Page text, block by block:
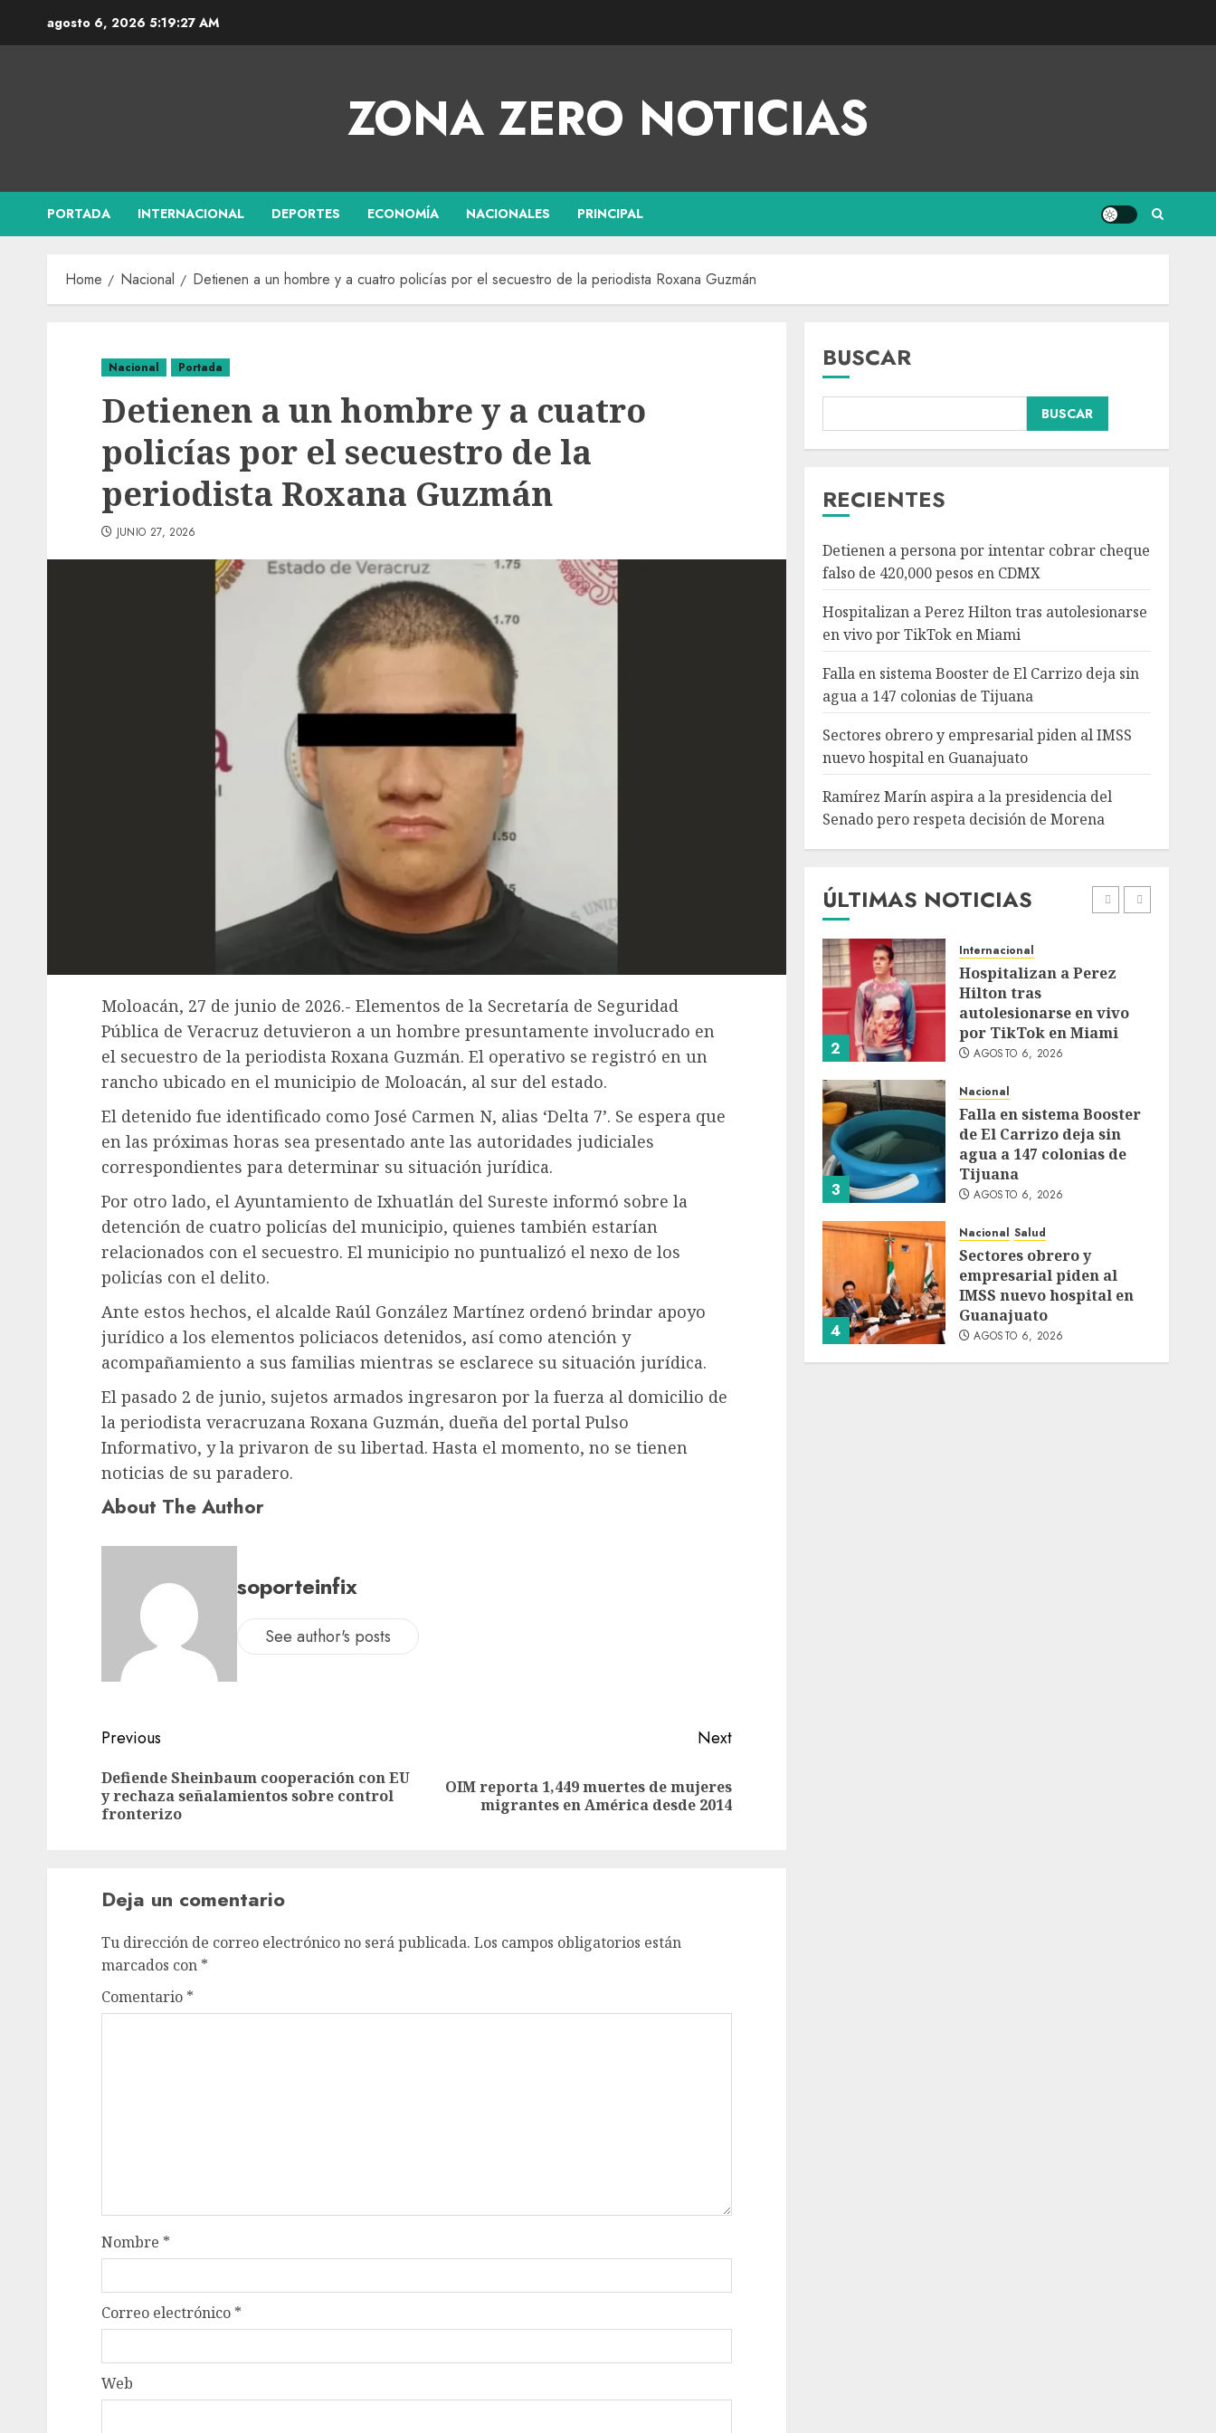
agosto 6, 2026 5:19:28 AM
ZONA ZERO NOTICIAS
PORTADA INTERNACIONAL DEPORTES ECONOMÍA NACIONALES PRINCIPAL
Home Nacional Detienen a un hombre y a cuatro policías por el secuestro de la periodista Roxana Guzmán
Nacional Portada
Detienen a un hombre y a cuatro
policías por el secuestro de la
periodista Roxana Guzmán
JUNIO 27, 2026
Moloacán, 27 de junio de 2026.- Elementos de la Secretaría de Seguridad
Pública de Veracruz detuvieron a un hombre presuntamente involucrado en
el secuestro de la periodista Roxana Guzmán. El operativo se registró en un
rancho ubicado en el municipio de Moloacán, al sur del estado.
El detenido fue identificado como José Carmen N, alias ‘Delta 7’. Se espera que
en las próximas horas sea presentado ante las autoridades judiciales
correspondientes para determinar su situación jurídica.
Por otro lado, el Ayuntamiento de Ixhuatlán del Sureste informó sobre la
detención de cuatro policías del municipio, quienes también estarían
relacionados con el secuestro. El municipio no puntualizó el nexo de los
policías con el delito.
Ante estos hechos, el alcalde Raúl González Martínez ordenó brindar apoyo
jurídico a los elementos policiacos detenidos, así como atención y
acompañamiento a sus familias mientras se esclarece su situación jurídica.
El pasado 2 de junio, sujetos armados ingresaron por la fuerza al domicilio de
la periodista veracruzana Roxana Guzmán, dueña del portal Pulso
Informativo, y la privaron de su libertad. Hasta el momento, no se tienen
noticias de su paradero.
About The Author
soporteinfix
See author's posts
Previous
Defiende Sheinbaum cooperación con EU
y rechaza señalamientos sobre control
fronterizo
Next
OIM reporta 1,449 muertes de mujeres
migrantes en América desde 2014
Deja un comentario
Tu dirección de correo electrónico no será publicada. Los campos obligatorios están
marcados con *
Comentario *
Nombre *
Correo electrónico *
Web
BUSCAR
BUSCAR
RECIENTES
Detienen a persona por intentar cobrar cheque
falso de 420,000 pesos en CDMX
Hospitalizan a Perez Hilton tras autolesionarse
en vivo por TikTok en Miami
Falla en sistema Booster de El Carrizo deja sin
agua a 147 colonias de Tijuana
Sectores obrero y empresarial piden al IMSS
nuevo hospital en Guanajuato
Ramírez Marín aspira a la presidencia del
Senado pero respeta decisión de Morena
ÚLTIMAS NOTICIAS
Falla en sistema Booster
de El Carrizo deja sin
agua a 147 colonias de
Sectores obrero y
empresarial piden al
IMSS nuevo hospital en
Guanajuato
AGOSTO 6, 2026
5
Nacional
Ramírez Marín aspira a
la presidencia del
Senado pero respeta
decisión de Morena
AGOSTO 6, 2026
1
Nacional
intentar cobrar cheque
CDMX
AGOSTO 6, 2026
2
Internacional
Hospitalizan a Perez
Hilton tras
autolesionarse en vivo
por TikTok en Miami
AGOSTO 6, 2026
3
Nacional
Falla en sistema Booster
de El Carrizo deja sin
agua a 147 colonias de
Tijuana
AGOSTO 6, 2026
4
Nacional Salud
Sectores obrero y
empresarial piden al
IMSS nuevo hospital en
Guanajuato
AGOSTO 6, 2026